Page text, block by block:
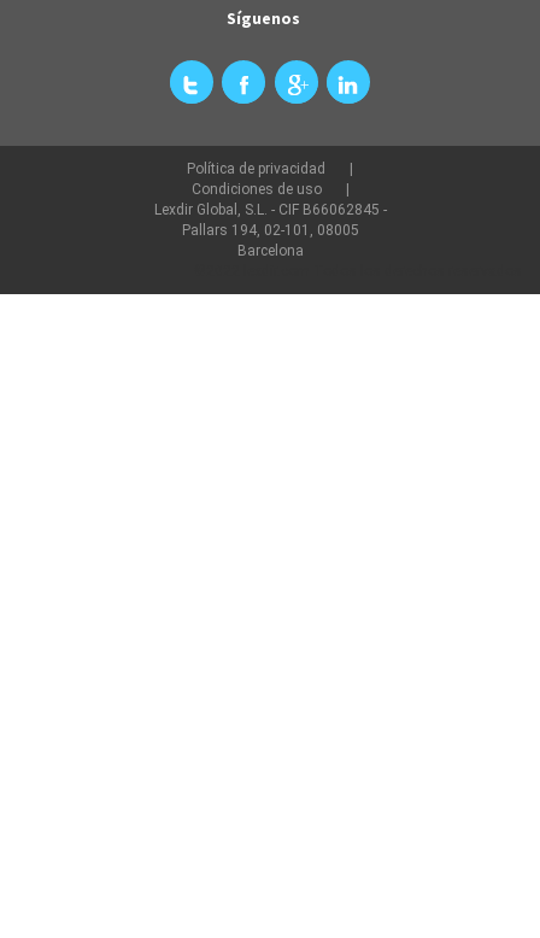
Síguenos
Política de privacidad
Condiciones de uso
Lexdir Global, S.L. - CIF B66062845 -
Pallars 194, 02-101, 08005
Barcelona